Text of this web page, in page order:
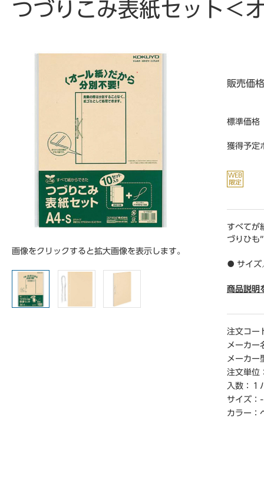
つづりこみ表紙セット
画像をクリックすると拡大画像を表示します。
販売価格
標準価格
獲得予定
すべてが
づりひも
● サイズ
● 材質／
● 単位（
【ご注意
商品説明
注文コー
メーカー
メーカー
注文単位
入数：
１
サイズ： -
カラー：